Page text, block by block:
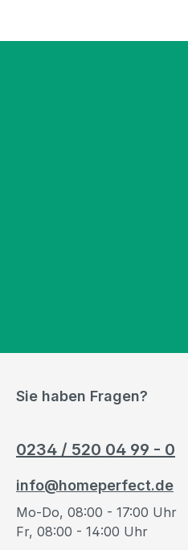
Sie haben Fragen?
0234 / 520 04 99 - 0
info@homeperfect.de
Mo-Do, 08:00 - 17:00 Uhr
Fr, 08:00 - 14:00 Uhr